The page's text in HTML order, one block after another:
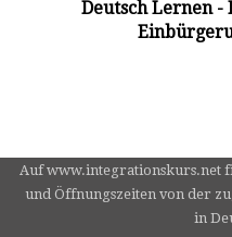
Deutsch Lernen
Auf www.integrationskurs.net
und Öffnungszeiten von der
in